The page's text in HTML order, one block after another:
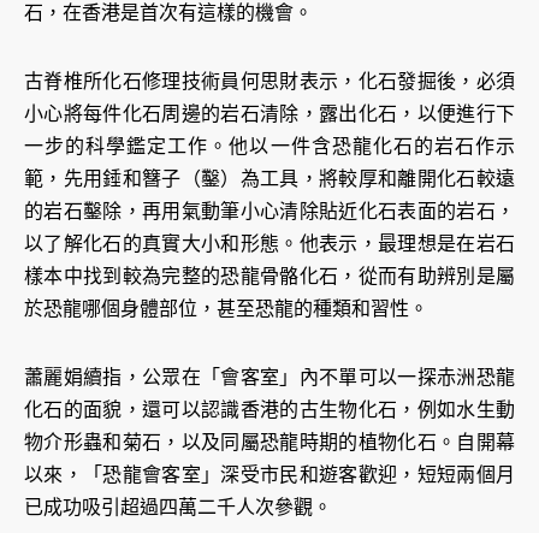
石，在香港是首次有這樣的機會。
古脊椎所化石修理技術員何思財表示，化石發掘後，必須
小心將每件化石周邊的岩石清除，露出化石，以便進行下
一步的科學鑑定工作。他以一件含恐龍化石的岩石作示
範，先用錘和簪子（鑿）為工具，將較厚和離開化石較遠
的岩石鑿除，再用氣動筆小心清除貼近化石表面的岩石，
以了解化石的真實大小和形態。他表示，最理想是在岩石
樣本中找到較為完整的恐龍骨骼化石，從而有助辨別是屬
於恐龍哪個身體部位，甚至恐龍的種類和習性。
蕭麗娟續指，公眾在「會客室」內不單可以一探赤洲恐龍
化石的面貌，還可以認識香港的古生物化石，例如水生動
物介形蟲和菊石，以及同屬恐龍時期的植物化石。自開幕
以來，「恐龍會客室」深受市民和遊客歡迎，短短兩個月
已成功吸引超過四萬二千人次參觀。